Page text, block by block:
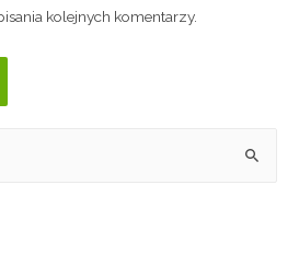
kolejnych komentarzy.